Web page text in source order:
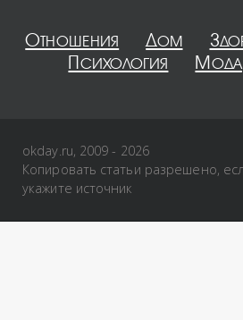
Отношения Дом
Психология
Мода
okday.ru, 2009 - 2026
Копировать статьи разрешено,
укажите источник